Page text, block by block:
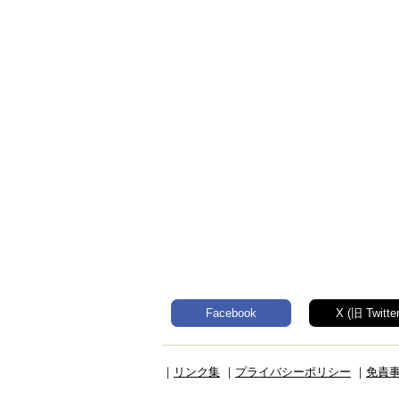
Facebook X (旧
｜ リンク集 ｜ プライバシーポリシー ｜ 免責